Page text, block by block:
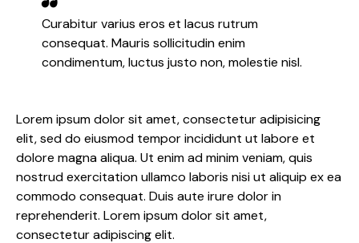
Curabitur varius eros et lacus rutrum
consequat. Mauris sollicitudin enim
condimentum, luctus justo non, molestie nisl.
Lorem ipsum dolor sit amet, consectetur adipisicing
elit, sed do eiusmod tempor incididunt ut labore et
dolore magna aliqua. Ut enim ad minim veniam, quis
nostrud exercitation ullamco laboris nisi ut aliquip ex ea
commodo consequat. Duis aute irure dolor in
reprehenderit. Lorem ipsum dolor sit amet,
consectetur adipiscing elit.